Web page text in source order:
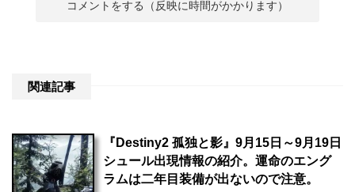
関連記事
『Destiny2 孤独と影』9月15日～9月19日
シュール出現情報の紹介。運命のエング
ラムは二年目装備が出ないので注意。